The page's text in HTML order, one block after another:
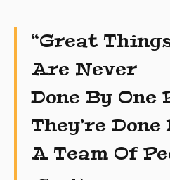
“Great
Are Never
Done By One
They’re Done
A Team Of